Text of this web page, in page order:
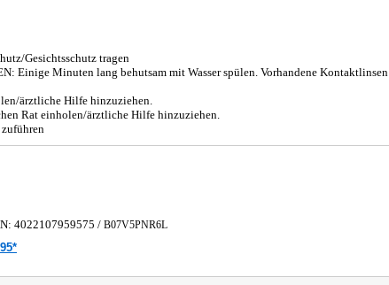
Gesichtsschutz tragen
Einige Minuten lang behutsam mit Wasser spülen. Vorhandene Kontaktlinsen
ärztliche Hilfe hinzuziehen.
Rat einholen/ärztliche Hilfe hinzuziehen.
4022107959575 / B07V5PNR6L